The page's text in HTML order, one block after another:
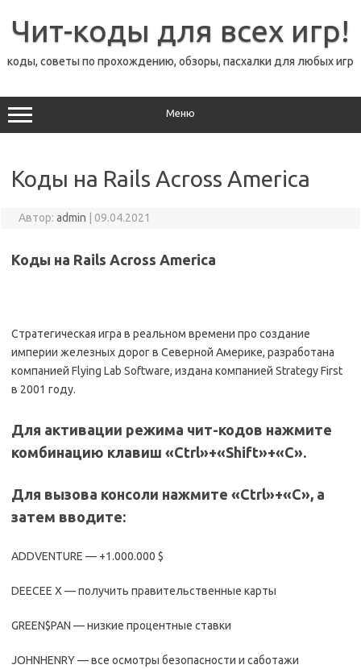
содержимому
Чит-коды для всех игр!
коды, советы по прохождению, обзоры, пасхалки для любых игр
Меню
Коды на Rails Across America
Автор: admin 09.04.2021
Коды на Rails Across America
Стратегическая игра в реальном времени про создание
империи железных дорог в Северной Америке, разработана
компанией Flying Lab Software, издана компанией Strategy First
в 2001 году.
Для активации режима чит-кодов нажмите
комбинацию клавиш «Ctrl»+«Shift»+«C».
Для вызова консоли нажмите «Ctrl»+«C», а
затем вводите:
ADDVENTURE — +1.000.000 $
DEECEE X — получить правительственные карты
GREEN$PAN — низкие процентные ставки
JOHNHENRY — все осмотры безопасности и саботажи